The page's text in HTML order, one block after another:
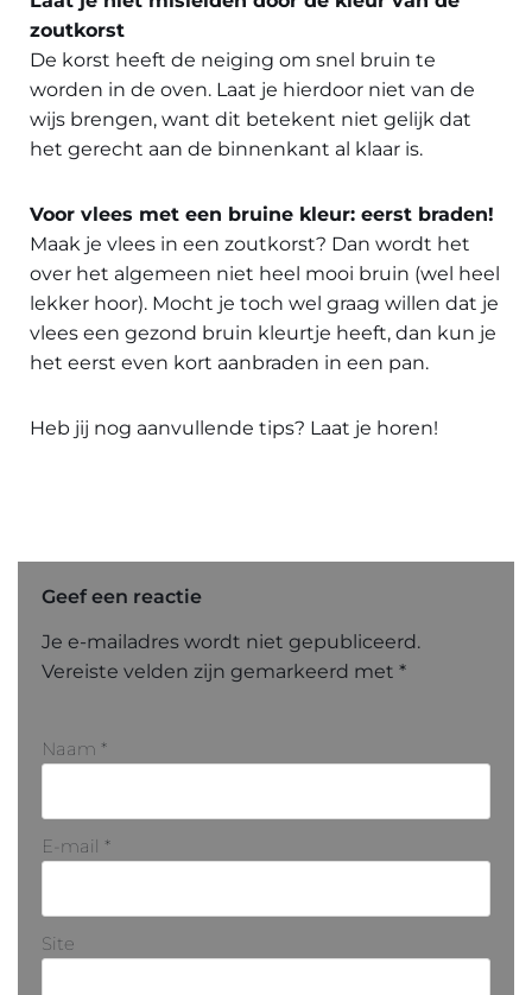
zoutkorst
De korst heeft de neiging om snel bruin te
worden in de oven. Laat je hierdoor niet van de
wijs brengen, want dit betekent niet gelijk dat
het gerecht aan de binnenkant al klaar is.
Voor vlees met een bruine kleur: eerst braden!
Maak je vlees in een zoutkorst? Dan wordt het
over het algemeen niet heel mooi bruin (wel heel
lekker hoor). Mocht je toch wel graag willen dat je
vlees een gezond bruin kleurtje heeft, dan kun je
het eerst even kort aanbraden in een pan.
Heb jij nog aanvullende tips? Laat je horen!
Geef een reactie
Je e-mailadres wordt niet gepubliceerd.
Vereiste velden zijn gemarkeerd met *
Naam *
E-mail *
Site